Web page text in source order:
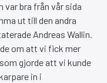
var bra från vår sida
ut till den andra
Andreas Wallin.
om att vi fick mer
gjorde att vi kunde
in i